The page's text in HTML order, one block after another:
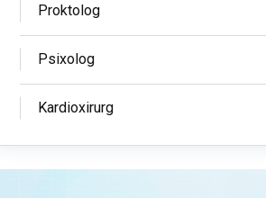
Proktolog
Psixolog
Kardioxirurg